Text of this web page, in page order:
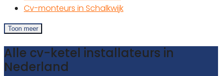
Cv-monteurs in Schalkwijk
Toon meer
Alle cv-ketel installateurs in
Nederland